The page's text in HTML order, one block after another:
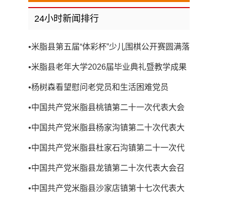
24小时新闻排行
•米脂县第五届“体彩杯”少儿围棋公开赛圆满落
•米脂县老年大学2026届毕业典礼暨教学成果
•杨树森看望慰问老党员和生活困难党员
•中国共产党米脂县桃镇第二十一次代表大会
•中国共产党米脂县杨家沟镇第二十次代表大
•中国共产党米脂县杜家石沟镇第二十一次代
•中国共产党米脂县龙镇第二十次代表大会召
•中国共产党米脂县沙家店镇第十七次代表大